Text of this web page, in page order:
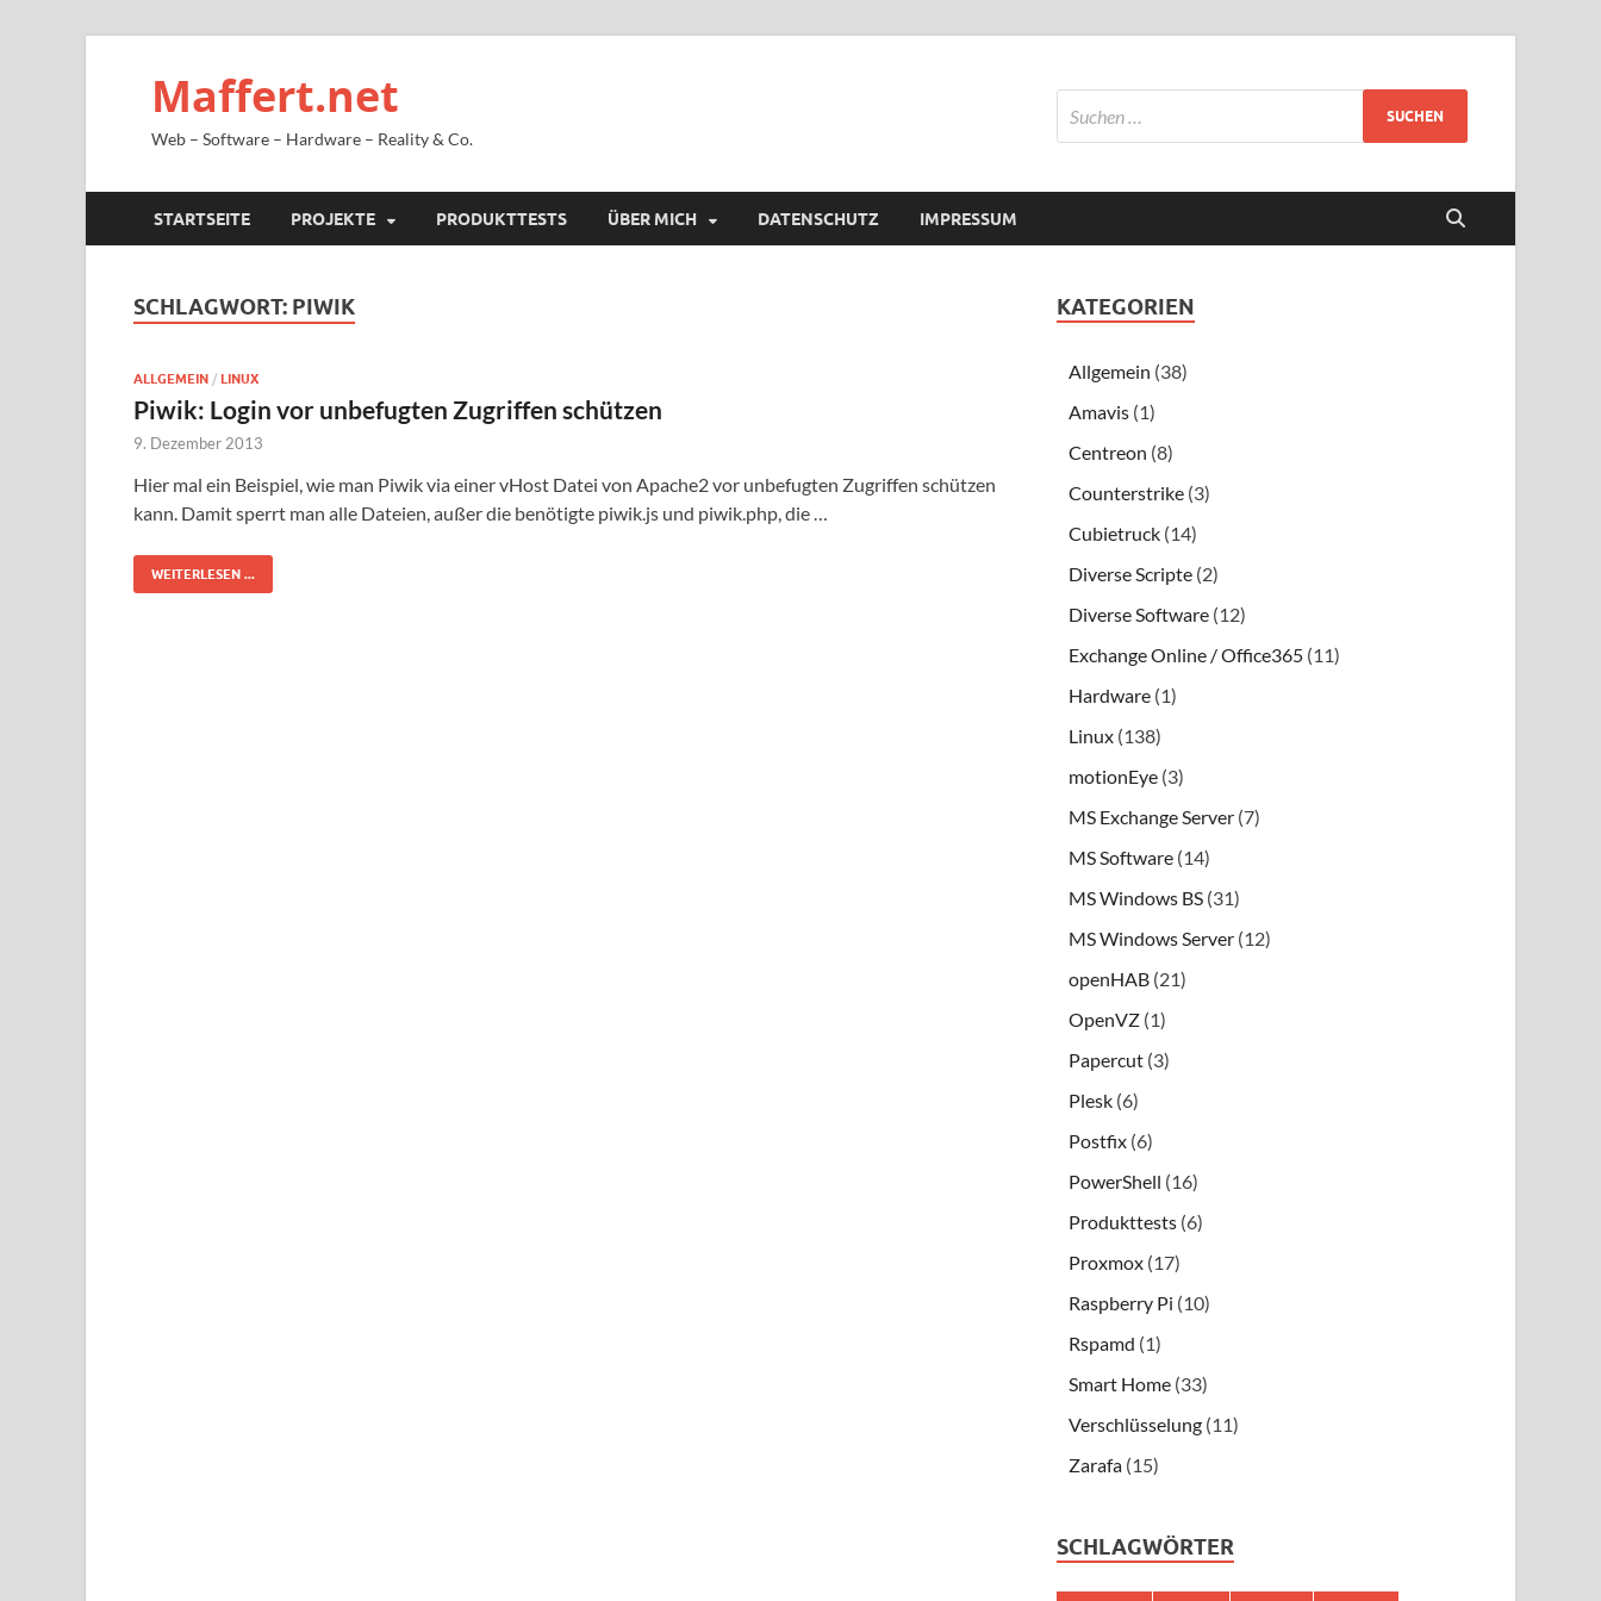
Maffert.net
Web – Software – Hardware – Reality & Co.
STARTSEITE PROJEKTE PRODUKTTESTS ÜBER MICH DATENSCHUTZ IMPRESSUM
SCHLAGWORT: PIWIK
ALLGEMEIN / LINUX
Piwik: Login vor unbefugten Zugriffen schützen
9. Dezember 2013
Hier mal ein Beispiel, wie man Piwik via einer vHost Datei von Apache2 vor unbefugten Zugriffen schützen
kann. Damit sperrt man alle Dateien, außer die benötigte piwik.js und piwik.php, die …
WEITERLESEN ...
KATEGORIEN
Allgemein (38)
Amavis (1)
Centreon (8)
Counterstrike (3)
Cubietruck (14)
Diverse Scripte (2)
Diverse Software (12)
Exchange Online / Office365 (11)
Hardware (1)
Linux (138)
motionEye (3)
MS Exchange Server (7)
MS Software (14)
MS Windows BS (31)
MS Windows Server (12)
openHAB (21)
OpenVZ (1)
Papercut (3)
Plesk (6)
Postfix (6)
PowerShell (16)
Produkttests (6)
Proxmox (17)
Raspberry Pi (10)
Rspamd (1)
Smart Home (33)
Verschlüsselung (11)
Zarafa (15)
SCHLAGWÖRTER